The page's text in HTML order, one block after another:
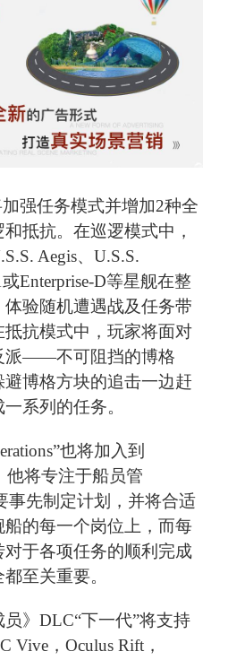
强任务模式并增加2种全
抵抗。在巡逻模式中，
Aegis、U.S.S.
Enterprise-D等星舰在整
验随机遭遇战及任务带
抗模式中，玩家将面对
派——不可阻挡的博格
避博格方块的追击一边赶
系列的任务。
也将加入到
他将专注于船员管
事先制定计划，并将合适
船的每一个岗位上，而每
于各项任务的顺利完成
至关重要。
员》DLC“下一代”将支持
Vive，Oculus Rift，